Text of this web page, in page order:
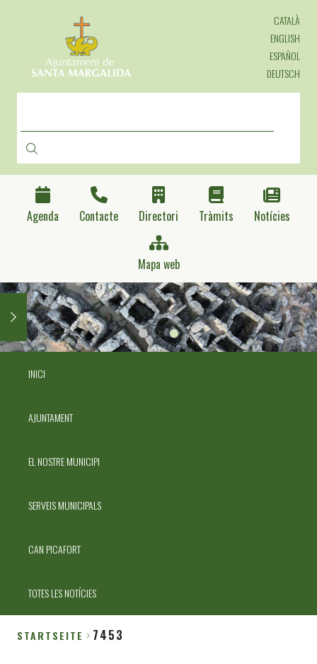
CATALÀ
ENGLISH
ESPAÑOL
DEUTSCH
Agenda Contacte Directori Tràmits Notícies
Mapa web
INICI
AJUNTAMENT
EL NOSTRE MUNICIPI
SERVEIS MUNICIPALS
CAN PICAFORT
TOTES LES NOTÍCIES
STARTSEITE 7453